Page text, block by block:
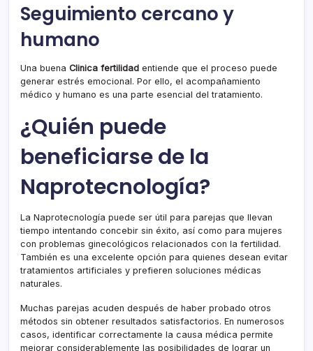
Seguimiento cercano y
humano
Una buena Clinica fertilidad entiende que el proceso puede
generar estrés emocional. Por ello, el acompañamiento
médico y humano es una parte esencial del tratamiento.
¿Quién puede
beneficiarse de la
Naprotecnología?
La Naprotecnología puede ser útil para parejas que llevan
tiempo intentando concebir sin éxito, así como para mujeres
con problemas ginecológicos relacionados con la fertilidad.
También es una excelente opción para quienes desean evitar
tratamientos artificiales y prefieren soluciones médicas
naturales.
Muchas parejas acuden después de haber probado otros
métodos sin obtener resultados satisfactorios. En numerosos
casos, identificar correctamente la causa médica permite
mejorar considerablemente las posibilidades de lograr un